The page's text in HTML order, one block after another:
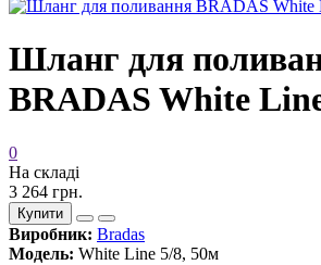
Шланг для
BRADAS White
0
На складі
3 264 грн.
Купити
Виробник: Bradas
Модель: White Line 5/8, 50м